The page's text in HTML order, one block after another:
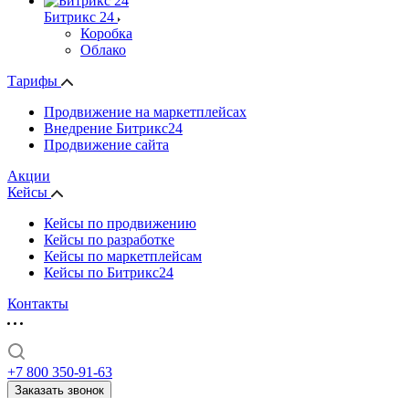
Битрикс 24
Коробка
Облако
Тарифы
Продвижение на маркетплейсах
Внедрение Битрикс24
Продвижение сайта
Акции
Кейсы
Кейсы по продвижению
Кейсы по разработке
Кейсы по маркетплейсам
Кейсы по Битрикс24
Контакты
+7 800 350-91-63
Заказать звонок